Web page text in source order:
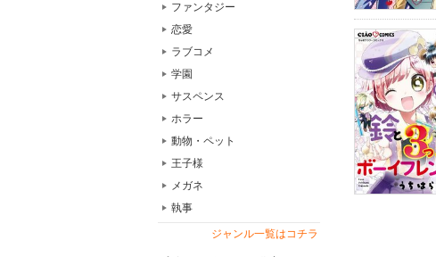
ファンタジー
恋愛
ラブコメ
学園
サスペンス
ホラー
動物・ペット
王子様
メガネ
執事
ジャンル一覧はコチラ